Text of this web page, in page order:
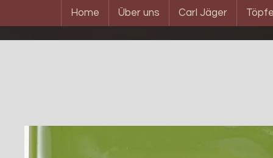
Home Über uns Carl Jäger